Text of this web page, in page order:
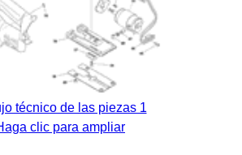
técnico de las piezas 1
clic para ampliar